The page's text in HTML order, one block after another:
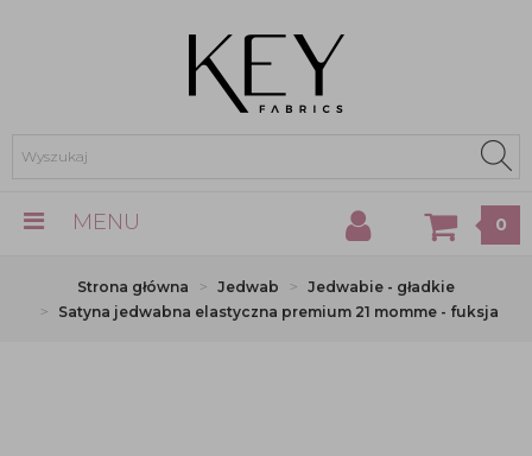
MENU 0
Strona główna Jedwab
Jedwabie - gładkie
Satyna jedwabna elastyczna premium 21 momme - fuksja